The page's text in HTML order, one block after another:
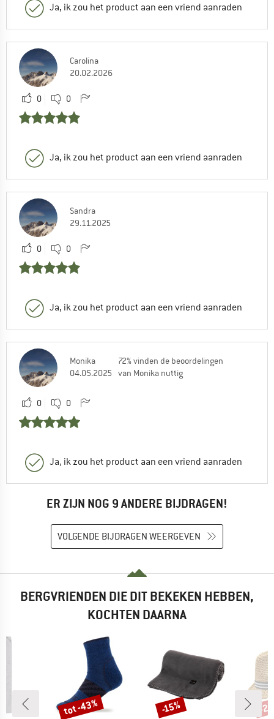
Ja, ik zou het product aan een vriend aanraden
Carolina
20.02.2026
0 0
Ja, ik zou het product aan een vriend aanraden
Sandra
29.11.2025
0 0
Ja, ik zou het product aan een vriend aanraden
Monika
04.05.2025
72% vinden de beoordelingen
van Monika nuttig
0 0
Ja, ik zou het product aan een vriend aanraden
ER ZIJN NOG 9 ANDERE BIJDRAGEN!
VOLGENDE BIJDRAGEN WEERGEVEN
BERGVRIENDEN DIE DIT BEKEKEN HEBBEN,
KOCHTEN DAARNA
Korting
tot -43% Korting
-15% -